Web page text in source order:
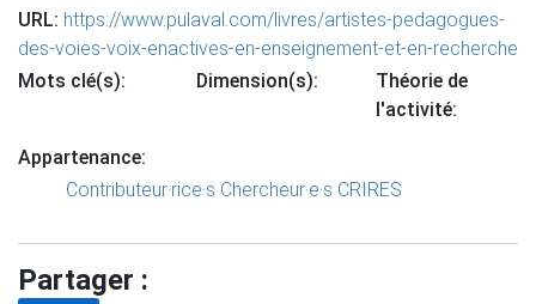
URL: https://www.pulaval.com/livres/artistes-pedagogues-
des-voies-voix-enactives-en-enseignement-et-en-recherche
Mots clé(s):
Dimension(s):
Théorie de
l'activité:
Appartenance:
Contributeur·rice·s Chercheur·e·s CRIRES
Partager :